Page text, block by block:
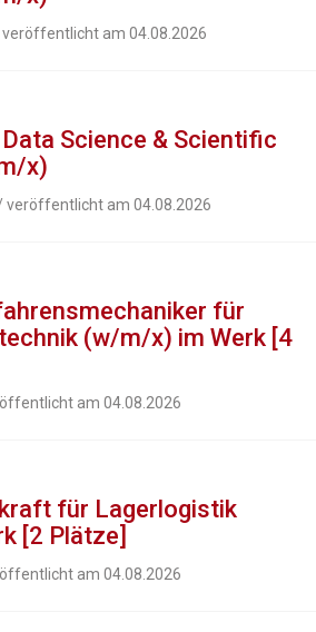
am 04.08.2026
Science & Scientific
x)
veröffentlicht am 04.08.2026
für
(w/m/x) im Werk [4
am 04.08.2026
für Lagerlogistik
[2 Plätze]
am 04.08.2026